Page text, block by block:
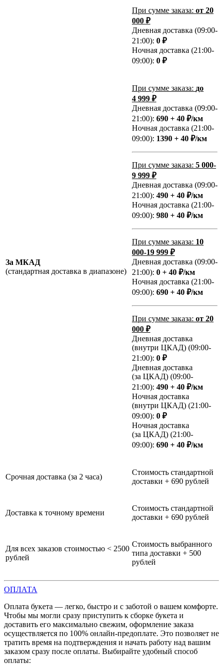
При сумме заказа: от 20
000 ₽
Дневная доставка (09:00-
21:00): 0 ₽
Ночная доставка (21:00-
09:00): 0 ₽
За МКАД
(стандартная доставка в диапазоне)
При сумме заказа: до
4 999 ₽
Дневная доставка (09:00-
21:00): 690 + 40 ₽/км
Ночная доставка (21:00-
09:00): 1390 + 40 ₽/км
При сумме заказа: 5 000-
9 999 ₽
Дневная доставка (09:00-
21:00): 490 + 40 ₽/км
Ночная доставка (21:00-
09:00): 980 + 40 ₽/км
При сумме заказа: 10
000-19 999 ₽
Дневная доставка (09:00-
21:00): 0 + 40 ₽/км
Ночная доставка (21:00-
09:00): 690 + 40 ₽/км
При сумме заказа: от 20
000 ₽
Дневная доставка
(внутри ЦКАД) (09:00-
21:00): 0 ₽
Дневная доставка
(за ЦКАД) (09:00-
21:00): 490 + 40 ₽/км
Ночная доставка
(внутри ЦКАД) (21:00-
09:00): 0 ₽
Ночная доставка
(за ЦКАД) (21:00-
09:00): 690 + 40 ₽/км
Срочная доставка (за 2 часа)
Стоимость стандартной
доставки + 690 рублей
Доставка к точному времени
Стоимость стандартной
доставки + 690 рублей
Для всех заказов стоимостью < 2500
рублей
Стоимость выбранного
типа доставки + 500
рублей
ОПЛАТА
Оплата букета — легко, быстро и с заботой о вашем комфорте.
Чтобы мы могли сразу приступить к сборке букета и
доставить его максимально свежим, оформление заказа
осуществляется по 100% онлайн-предоплате. Это позволяет не
тратить время на подтверждения и начать работу над вашим
заказом сразу после оплаты. Выбирайте удобный способ
оплаты: